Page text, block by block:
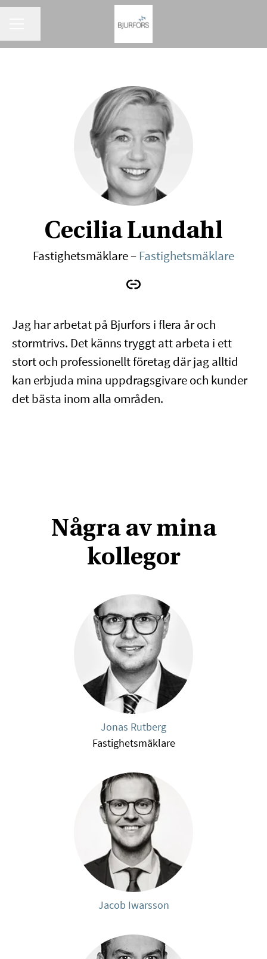
Cecilia Lundahl
Fastighetsmäklare – Fastighetsmäklare
Jag har arbetat på Bjurfors i flera år och
stormtrivs. Det känns tryggt att arbeta i ett
stort och professionellt företag där jag alltid
kan erbjuda mina uppdragsgivare och kunder
det bästa inom alla områden.
Några av mina
kollegor
Jonas Rutberg
Fastighetsmäklare
Jacob Iwarsson